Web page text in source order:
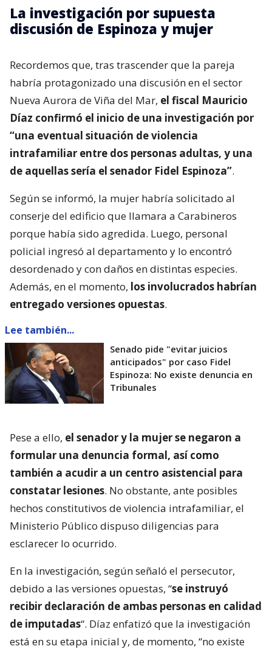
La investigación por supuesta
discusión de Espinoza y mujer
Recordemos que, tras trascender que la pareja
habría protagonizado una discusión en el sector
Nueva Aurora de Viña del Mar, el fiscal Mauricio
Díaz confirmó el inicio de una investigación por
“una eventual situación de violencia
intrafamiliar entre dos personas adultas, y una
de aquellas sería el senador Fidel Espinoza”.
Según se informó, la mujer habría solicitado al
conserje del edificio que llamara a Carabineros
porque había sido agredida. Luego, personal
policial ingresó al departamento y lo encontró
desordenado y con daños en distintas especies.
Además, en el momento, los involucrados habrían
entregado versiones opuestas.
Lee también...
Senado pide "evitar juicios
anticipados" por caso Fidel
Espinoza: No existe denuncia en
Tribunales
Pese a ello, el senador y la mujer se negaron a
formular una denuncia formal, así como
también a acudir a un centro asistencial para
constatar lesiones. No obstante, ante posibles
hechos constitutivos de violencia intrafamiliar, el
Ministerio Público dispuso diligencias para
esclarecer lo ocurrido.
En la investigación, según señaló el persecutor,
debido a las versiones opuestas, “se instruyó
recibir declaración de ambas personas en calidad
de imputadas“. Díaz enfatizó que la investigación
está en su etapa inicial y, de momento, “no existe